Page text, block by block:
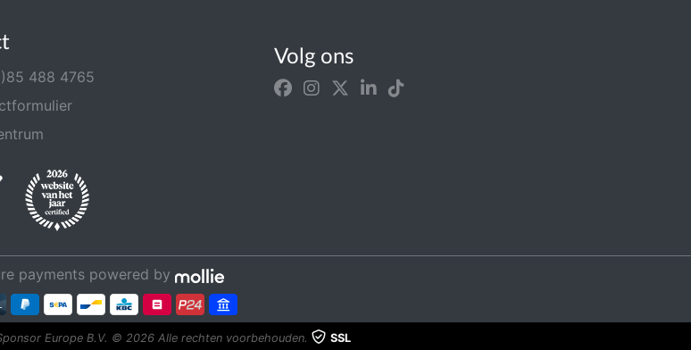
488 4765
Volg ons
payments powered by
Europe B.V. © 2026 Alle rechten voorbehouden. SSL